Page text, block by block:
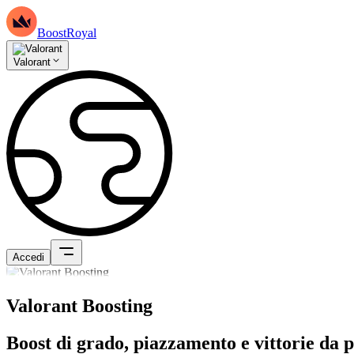
BoostRoyal
Valorant
Accedi
Valorant Boosting
Boost di grado, piazzamento e vittorie